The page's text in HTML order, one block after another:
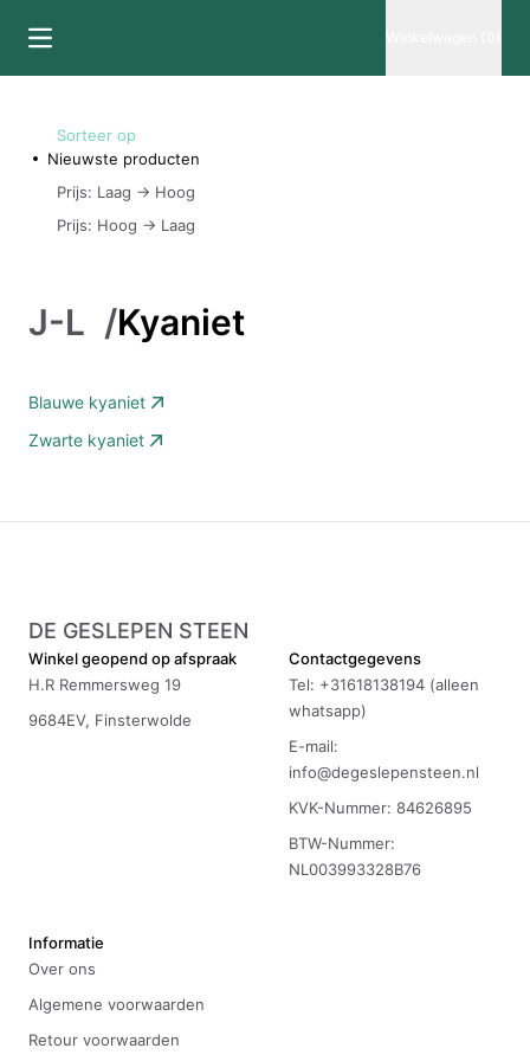
Sorteer op
Nieuwste producten
Prijs: Laag -> Hoog
Prijs: Hoog -> Laag
J-L /Kyaniet
Blauwe kyaniet
Zwarte kyaniet
DE GESLEPEN STEEN
Winkel geopend op afspraak
H.R Remmersweg 19
9684EV, Finsterwolde
Contactgegevens
Tel: +31618138194 (alleen
whatsapp)
E-mail:
info@degeslepensteen.nl
KVK-Nummer: 84626895
BTW-Nummer:
NL003993328B76
Informatie
Over ons
Algemene voorwaarden
Retour voorwaarden